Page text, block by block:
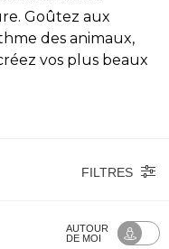
Goûtez aux
des animaux,
vos plus beaux
FILTRES
AUTOUR
DE MOI